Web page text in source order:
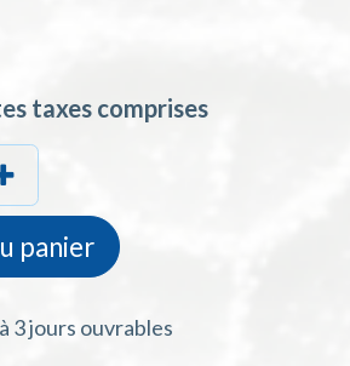
taxes comprises
panier
3 jours ouvrables